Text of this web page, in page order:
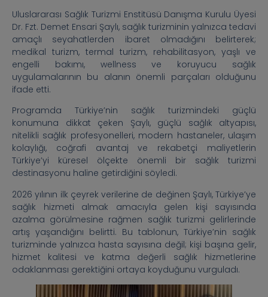
Uluslararası Sağlık Turizmi Enstitüsü Danışma Kurulu Üyesi
Dr. Fzt. Demet Ensari Şaylı, sağlık turizminin yalnızca tedavi
amaçlı seyahatlerden ibaret olmadığını belirterek;
medikal turizm, termal turizm, rehabilitasyon, yaşlı ve
engelli bakımı, wellness ve koruyucu sağlık
uygulamalarının bu alanın önemli parçaları olduğunu
ifade etti.
Programda Türkiye’nin sağlık turizmindeki güçlü
konumuna dikkat çeken Şaylı, güçlü sağlık altyapısı,
nitelikli sağlık profesyonelleri, modern hastaneler, ulaşım
kolaylığı, coğrafi avantaj ve rekabetçi maliyetlerin
Türkiye’yi küresel ölçekte önemli bir sağlık turizmi
destinasyonu haline getirdiğini söyledi.
2026 yılının ilk çeyrek verilerine de değinen Şaylı, Türkiye’ye
sağlık hizmeti almak amacıyla gelen kişi sayısında
azalma görülmesine rağmen sağlık turizmi gelirlerinde
artış yaşandığını belirtti. Bu tablonun, Türkiye’nin sağlık
turizminde yalnızca hasta sayısına değil; kişi başına gelir,
hizmet kalitesi ve katma değerli sağlık hizmetlerine
odaklanması gerektiğini ortaya koyduğunu vurguladı.